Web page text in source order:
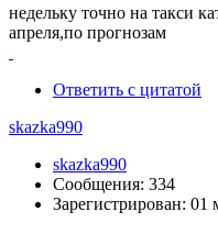
недельку точно на такси
апреля,по прогнозам
Ответить с цитатой
skazka990
skazka990
Сообщения: 334
Зарегистрирован: 01